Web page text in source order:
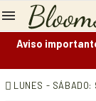
Aviso
LUNES -